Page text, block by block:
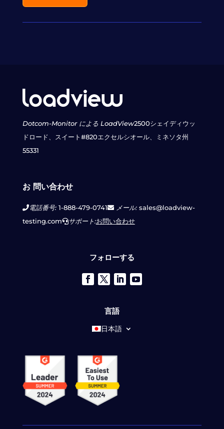
Dotcom-Monitor による LoadView2500シェイディウッ
ドロード、スイート#820エクセルシオール、ミネソタ州
55331
お 問い合わせ
電話番号:1-888-479-0741 メール:sales@loadview-
testing.com
サポート:お問い合わせ
フォローする
言語
日本語